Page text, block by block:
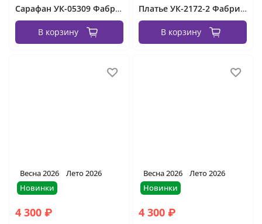
Сарафан УК-05309 Фабрика Моды
В корзину
Платье УК-2172-2 Фабрика Моды
В корзину
Весна 2026
Лето 2026
Новинки
4 300 ₽
Весна 2026
Лето 2026
Новинки
4 300 ₽